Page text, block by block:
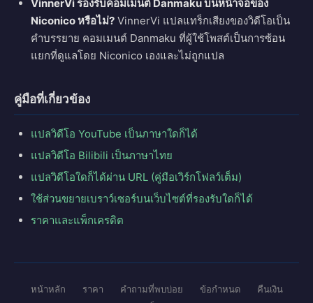
VinnerVi รองรับคอมเมนต์ Danmaku บนหน้าจอของ
Niconico หรือไม่? VinnerVi แปลแทร็กเสียงของวิดีโอเป็น
คำบรรยาย คอมเมนต์ Danmaku ที่ผู้ใช้โพสต์เป็นการซ้อน
แยกที่ดูแลโดย Niconico เองและไม่ถูกแปล
คู่มือที่เกี่ยวข้อง
แปลวิดีโอ YouTube เป็นภาษาใดก็ได้
แปลวิดีโอ Bilibili เป็นภาษาไทย
แปลวิดีโอใดก็ได้ผ่าน URL (คู่มือเวิร์กโฟลว์เต็ม)
ใช้ส่วนขยายเบราว์เซอร์บนเว็บไซต์ที่รองรับใดก็ได้
ราคาและแพ็กเครดิต
หน้าหลัก ราคา คำถามที่พบบ่อย ข้อกำหนด
คืนเงิน